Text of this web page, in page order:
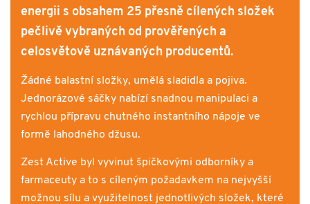
energii s obsahem 25 přesně cílených složek
pečlivě vybraných od prověřených a
celosvětově uznávaných producentů.
Žádné balastní složky, umělá sladidla a pojiva.
Jednorázové sáčky nabízí snadnou manipulaci a
rychlou přípravu chutného instantního nápoje ve
formě lahodného džusu.
Zest Active byl vyvinut špičkovými odborníky a
farmaceuty a to s cíleným požadavkem na nejvyšší
možnou sílu a využitelnost jednotlivých složek, které